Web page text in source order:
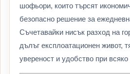
шофьори, които търсят
безопасно решение за
Съчетавайки нисък разход на
дълъг експлоатационен живот,
увереност и удобство при всяко